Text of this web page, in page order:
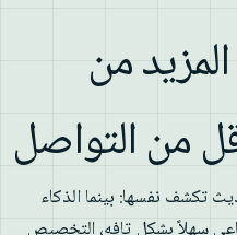
من
من التواصل
تكشف نفسها: بينما الذكاء